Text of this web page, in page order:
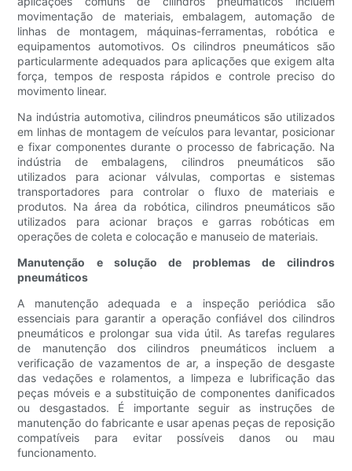
movimentação de materiais, embalagem, automação de
linhas de montagem, máquinas-ferramentas, robótica e
equipamentos automotivos. Os cilindros pneumáticos são
particularmente adequados para aplicações que exigem alta
força, tempos de resposta rápidos e controle preciso do
movimento linear.
Na indústria automotiva, cilindros pneumáticos são utilizados
em linhas de montagem de veículos para levantar, posicionar
e fixar componentes durante o processo de fabricação. Na
indústria de embalagens, cilindros pneumáticos são
utilizados para acionar válvulas, comportas e sistemas
transportadores para controlar o fluxo de materiais e
produtos. Na área da robótica, cilindros pneumáticos são
utilizados para acionar braços e garras robóticas em
operações de coleta e colocação e manuseio de materiais.
Manutenção e solução de problemas de cilindros
pneumáticos
A manutenção adequada e a inspeção periódica são
essenciais para garantir a operação confiável dos cilindros
pneumáticos e prolongar sua vida útil. As tarefas regulares
de manutenção dos cilindros pneumáticos incluem a
verificação de vazamentos de ar, a inspeção de desgaste
das vedações e rolamentos, a limpeza e lubrificação das
peças móveis e a substituição de componentes danificados
ou desgastados. É importante seguir as instruções de
manutenção do fabricante e usar apenas peças de reposição
compatíveis para evitar possíveis danos ou mau
funcionamento.